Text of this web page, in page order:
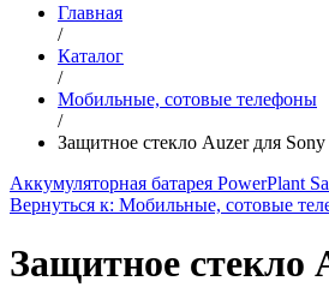
Главная
/
Каталог
/
Мобильные, сотовые телефоны
/
Защитное стекло Auzer для
Аккумуляторная батарея PowerPlant
Вернуться к: Мобильные, сотовые
Защитное стекло